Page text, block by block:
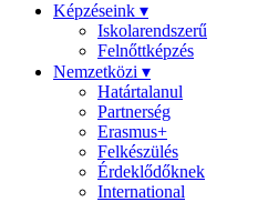
Képzéseink ▾
Iskolarendszerű
Felnőttképzés
Nemzetközi ▾
Határtalanul
Partnerség
Erasmus+
Felkészülés
Érdeklődőknek
International